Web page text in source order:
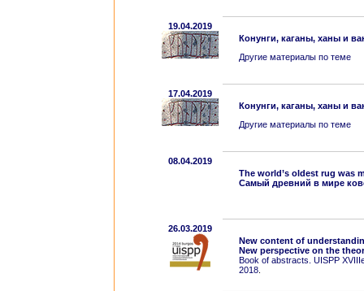
19.04.2019
Конунги, каганы, ханы и
Другие материалы по теме
17.04.2019
Конунги, каганы, ханы и
Другие материалы по теме
08.04.2019
The world’s oldest rug was
Самый древний в мире
26.03.2019
New content of
New perspective on the
Book of abstracts. UISPP
2018